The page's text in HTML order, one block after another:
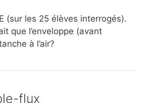
(sur les 25 élèves interrogés).
que l’enveloppe (avant
à l’air?
flux